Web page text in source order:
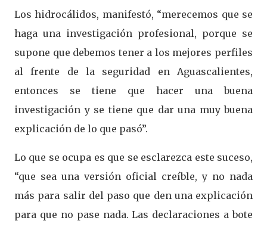
Los hidrocálidos, manifestó, “merecemos que se
haga una investigación profesional, porque se
supone que debemos tener a los mejores perfiles
al frente de la seguridad en Aguascalientes,
entonces se tiene que hacer una buena
investigación y se tiene que dar una muy buena
explicación de lo que pasó”.
Lo que se ocupa es que se esclarezca este suceso,
“que sea una versión oficial creíble, y no nada
más para salir del paso que den una explicación
para que no pase nada. Las declaraciones a bote